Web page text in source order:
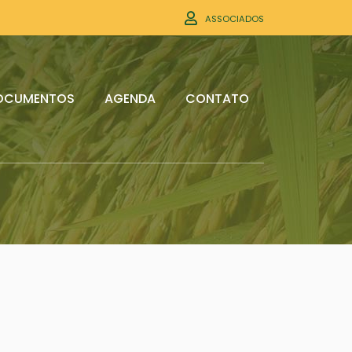
ASSOCIADOS
AGENDA CONTATO